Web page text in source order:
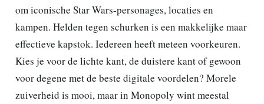
om iconische Star Wars-personages, locaties en
kampen. Helden tegen schurken is een makkelijke maar
effectieve kapstok. Iedereen heeft meteen voorkeuren.
Kies je voor de lichte kant, de duistere kant of gewoon
voor degene met de beste digitale voordelen? Morele
zuiverheid is mooi, maar in Monopoly wint meestal